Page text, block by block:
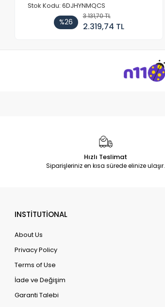
Stok Kodu: 6DJHYNMQCS
%26
3.131,70 TL
2.319,74 TL
Hızlı Teslimat
Siparişleriniz en kısa sürede elinize ulaşır.
INSTİTUTİONAL
About Us
Privacy Policy
Terms of Use
İade ve Değişim
Garanti Talebi